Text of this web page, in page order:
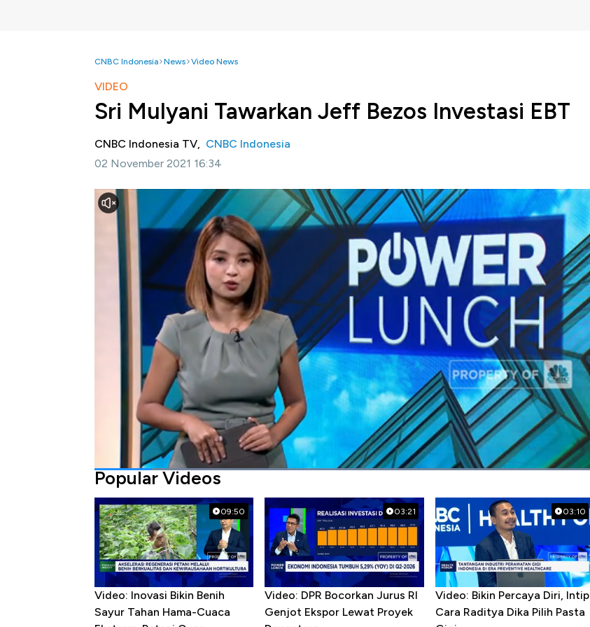
CNBC Indonesia News Video News
VIDEO
Sri Mulyani Tawarkan Jeff Bezos Investasi EBT
CNBC Indonesia TV, CNBC Indonesia
02 November 2021 16:34
Jakarta, CNBC Indonesia -Menteri Keuangan Sri Mulyani menawarkan investasi kepada CEO
Amazon Jeff Bezos di sektor energi terbarukan. Di sela-sela KTT Perubahan Iklim COP26 di
Glasgow Skotlandia Sri Mulyani bertemu dengan Jeff Bezos membahas rencana untuk mengurangi
emisi salah satunya melalui investasi di sektor EBT.
Selengkapnya dalam program Power Lunch CNBC Indonesia (Selasa, 02/11/2021) berikut ini.
Bagikan:
#menkeu #sri mulyani #amazon #jeff bezos
Popular Videos
09:50
Video: Inovasi Bikin Benih
Sayur Tahan Hama-Cuaca
03:21
Video: DPR Bocorkan Jurus RI
Genjot Ekspor Lewat Proyek
03:10
Video: Bikin Percaya Diri, Intip
Cara Raditya Dika Pilih Pasta